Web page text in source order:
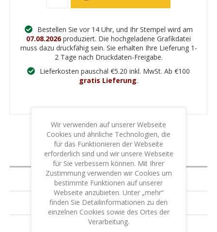
Bestellen Sie vor 14 Uhr, und Ihr Stempel wird am
07.08.2026produziert. Die hochgeladene Grafikdatei
muss dazu druckfähig sein. Sie erhalten Ihre Lieferung 1-
2 Tage nach Druckdaten-Freigabe.
Lieferkosten pauschal €5.20 inkl. MwSt. Ab €100
gratis Lieferung.
BESCHREIBUNG
SPEZIFIZIERUNG
GARANTIE & LEISTUNG
IHR SCHUTZ - IHRE SICHERHEIT
Wir verwenden auf unserer Webseite
Cookies und ähnliche Technologien, die
für das Funktionieren der Webseite
erforderlich sind und wir unsere Webseite
für Sie verbessern können. Mit Ihrer
Zustimmung verwenden wir Cookies um
bestimmte Funktionen auf unserer
Webseite anzubieten. Unter „mehr“
finden Sie Detailinformationen zu den
einzelnen Cookies sowie des Ortes der
Verarbeitung.